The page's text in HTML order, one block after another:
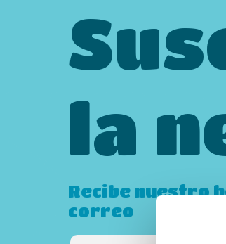
la
Recibe nuestro
correo